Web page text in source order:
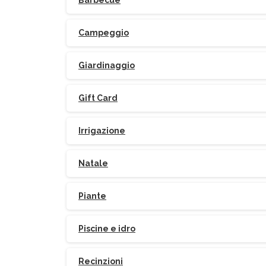
Campeggio
Giardinaggio
Gift Card
Irrigazione
Natale
Piante
Piscine e idro
Recinzioni